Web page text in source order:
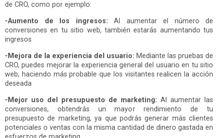
de CRO, como por ejemplo:
-Aumento de los ingresos: Al aumentar el número de
conversiones en tu sitio web, también estarás aumentando tus
ingresos
-Mejora de la experiencia del usuario: Mediante las pruebas de
CRO, puedes mejorar la experiencia general del usuario en tu sitio
web, haciendo más probable que los visitantes realicen la acción
deseada
-Mejor uso del presupuesto de marketing: Al aumentar las
conversiones, obtendrás un mayor rendimiento de tu
presupuesto de marketing, ya que podrás generar más clientes
potenciales o ventas con la misma cantidad de dinero gastada en